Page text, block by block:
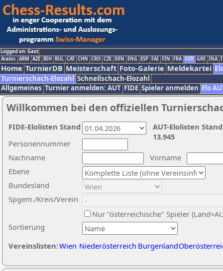
Logged on: Gast
Arabic ARM AZE BIH BUL CAT CHN CRO CZE DEN ENG ESP FAI FIN FRA GER GRE INA
Home TurnierDB Meisterschaft Foto-Galerie Meldekartei
Turnierschach-Elozahl Schnellschach-Elozahl
Allgemeines Turnier anmelden: AUT FIDE Spieler anmelden Elo
Willkommen bei den offiziellen
Nachname
Vorname
Ebene
Sortierung
Personennummer
Bundesland
Spgem./Kreis/Verein
Nur "österreichische" Spieler
Vereinslisten:Wien Niederösterreich Burgenland
AUT-Elolisten
13.945
FIDE-Elolisten Stand